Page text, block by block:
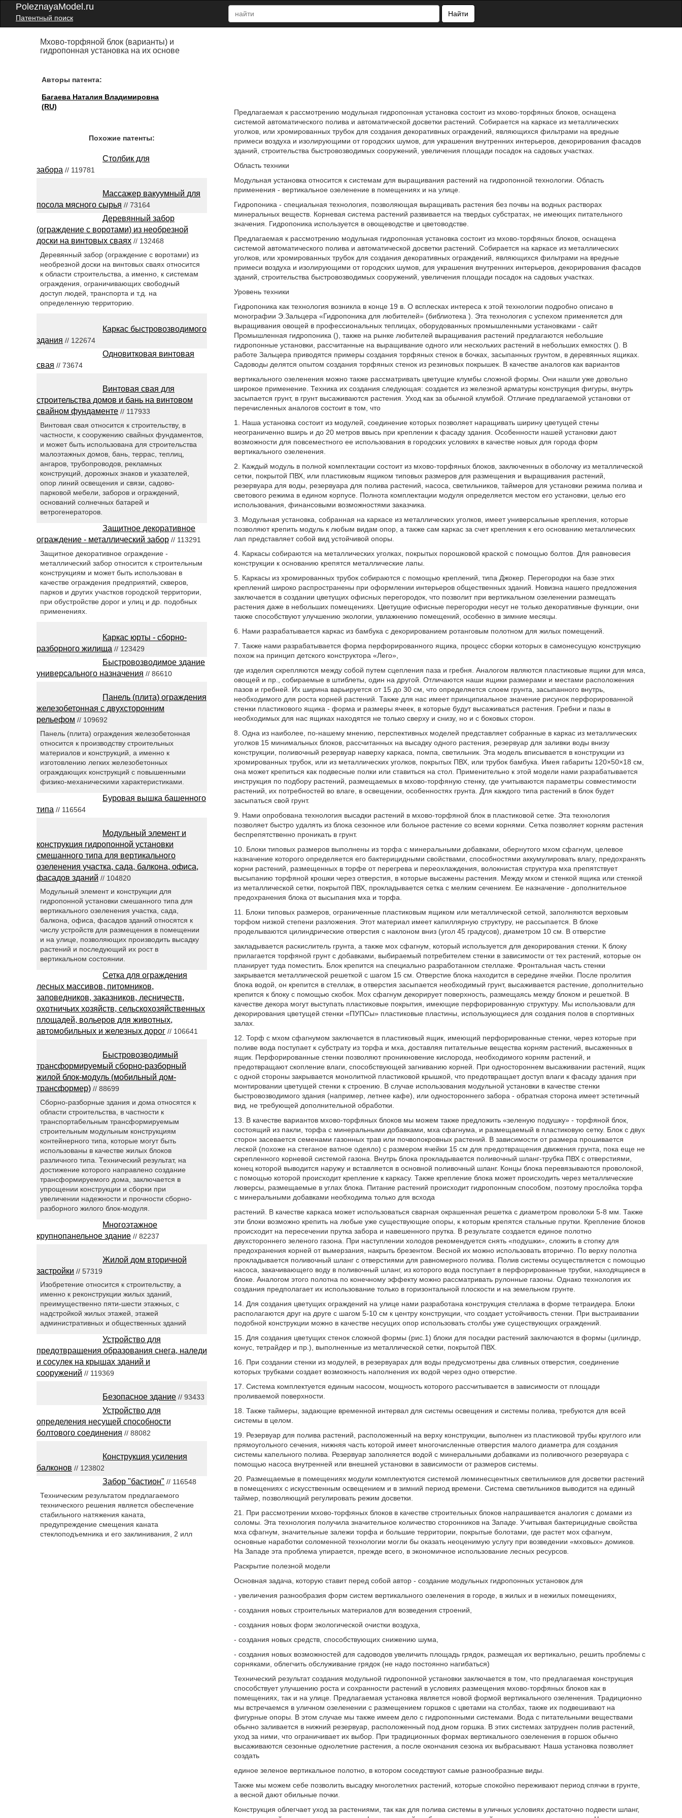
PoleznayaModel.ru
Патентный поиск
Найти
Мхово-торфяной блок (варианты) и
гидропонная установка на их основе
Авторы патента:
Багаева Наталия Владимировна
(RU)
Предлагаемая к рассмотрению модульная гидропонная установка состоит из мхово-торфяных блоков, оснащена
системой автоматического полива и автоматической досветки растений. Собирается на каркасе из металлических
уголков, или хромированных трубок для создания декоративных ограждений, являющихся фильтрами на вредные
примеси воздуха и изолирующими от городских шумов, для украшения внутренних интерьеров, декорирования фасадов
зданий, строительства быстровозводимых сооружений, увеличения площади посадок на садовых участках.
Область техники
Модульная установка относится к системам для выращивания растений на гидропонной технологии. Область
применения - вертикальное озеленение в помещениях и на улице.
Гидропоника - специальная технология, позволяющая выращивать растения без почвы на водных растворах
минеральных веществ. Корневая система растений развивается на твердых субстратах, не имеющих питательного
значения. Гидропоника используется в овощеводстве и цветоводстве.
Предлагаемая к рассмотрению модульная гидропонная установка состоит из мхово-торфяных блоков, оснащена
системой автоматического полива и автоматической досветки растений. Собирается на каркасе из металлических
уголков, или хромированных трубок для создания декоративных ограждений, являющихся фильтрами на вредные
примеси воздуха и изолирующими от городских шумов, для украшения внутренних интерьеров, декорирования фасадов
зданий, строительства быстровозводимых сооружений, увеличения площади посадок на садовых участках.
Уровень техники
Гидропоника как технология возникла в конце 19 в. О всплесках интереса к этой технологии подробно описано в
монографии Э.Зальцера «Гидропоника для любителей» (библиотека ). Эта технология с успехом применяется для
выращивания овощей в профессиональных теплицах, оборудованных промышленными установками - сайт
Промышленная гидропоника (), также на рынке любителей выращивания растений предлагаются небольшие
гидропонные установки, рассчитанные на выращивание одного или нескольких растений в небольших емкостях (). В
работе Зальцера приводятся примеры создания торфяных стенок в бочках, засыпанных грунтом, в деревянных ящиках.
Садоводы делятся опытом создания торфяных стенок из резиновых покрышек. В качестве аналогов как вариантов
вертикального озеленения можно также рассматривать цветущие клумбы сложной формы. Они нашли уже довольно
широкое применение. Техника их создания следующая: создается из железной арматуры конструкция фигуры, внутрь
засыпается грунт, в грунт высаживаются растения. Уход как за обычной клумбой. Отличие предлагаемой установки от
перечисленных аналогов состоит в том, что
1. Наша установка состоит из модулей, соединение которых позволяет наращивать ширину цветущей стены
неограниченно вширь и до 20 метров ввысь при креплении к фасаду здания. Особенности нашей установки дают
возможности для повсеместного ее использования в городских условиях в качестве новых для города форм
вертикального озеленения.
2. Каждый модуль в полной комплектации состоит из мхово-торфяных блоков, заключенных в оболочку из металлической
сетки, покрытой ПВХ, или пластиковым ящиком типовых размеров для размещения и выращивания растений,
резервуара для воды, резервуара для полива растений, насоса, светильников, таймеров для установки режима полива и
светового режима в едином корпусе. Полнота комплектации модуля определяется местом его установки, целью его
использования, финансовыми возможностями заказчика.
3. Модульная установка, собранная на каркасе из металлических уголков, имеет универсальные крепления, которые
позволяют крепить модуль к любым видам опор, а также сам каркас за счет крепления к его основанию металлических
лап представляет собой вид устойчивой опоры.
4. Каркасы собираются на металлических уголках, покрытых порошковой краской с помощью болтов. Для равновесия
конструкции к основанию крепятся металлические лапы.
5. Каркасы из хромированных трубок собираются с помощью креплений, типа Джокер. Перегородки на базе этих
креплений широко распространены при оформлении интерьеров общественных зданий. Новизна нашего предложения
заключается в создании цветущих офисных перегородок, что позволит при вертикальном озеленении размещать
растения даже в небольших помещениях. Цветущие офисные перегородки несут не только декоративные функции, они
также способствуют улучшению экологии, увлажнению помещений, особенно в зимние месяцы.
6. Нами разрабатывается каркас из бамбука с декорированием ротанговым полотном для жилых помещений.
7. Также нами разрабатывается форма перфорированного ящика, процесс сборки которых в самонесущую конструкцию
похож на принцип детского конструктора «Лего»,
где изделия скрепляются между собой путем сцепления паза и гребня. Аналогом являются пластиковые ящики для мяса,
овощей и пр., собираемые в штиблеты, один на другой. Отличаются наши ящики размерами и местами расположения
пазов и гребней. Их ширина варьируется от 15 до 30 см, что определяется слоем грунта, засыпанного внутрь,
необходимого для роста корней растений. Также для нас имеет принципиальное значение рисунок перфорированной
стенки пластикового ящика - форма и размеры ячеек, в которые будут высаживаться растения. Гребни и пазы в
необходимых для нас ящиках находятся не только сверху и снизу, но и с боковых сторон.
8. Одна из наиболее, по-нашему мнению, перспективных моделей представляет собранные в каркас из металлических
уголков 15 минимальных блоков, рассчитанных на высадку одного растения, резервуар для заливки воды внизу
конструкции, поливочный резервуар наверху каркаса, помпа, светильник. Эта модель вписывается в конструкции из
хромированных трубок, или из металлических уголков, покрытых ПВХ, или трубок бамбука. Имея габариты 120×50×18 см,
она может крепиться как подвесные полки или ставиться на стол. Применительно к этой модели нами разрабатывается
инструкция по подбору растений, размещаемых в мхово-торфяную стенку, где учитываются параметры совместимости
растений, их потребностей во влаге, в освещении, особенностях грунта. Для каждого типа растений в блок будет
засыпаться свой грунт.
9. Нами опробована технология высадки растений в мхово-торфяной блок в пластиковой сетке. Эта технология
позволяет быстро удалять из блока сезонное или больное растение со всеми корнями. Сетка позволяет корням растения
беспрепятственно проникать в грунт.
10. Блоки типовых размеров выполнены из торфа с минеральными добавками, обернутого мхом сфагнум, целевое
назначение которого определяется его бактерицидными свойствами, способностями аккумулировать влагу, предохранять
корни растений, размещенных в торфе от перегрева и переохлаждения, волокнистая структура мха препятствует
высыпанию торфяной крошки через отверстия, в которые высажены растения. Между мхом и стенкой ящика или стенкой
из металлической сетки, покрытой ПВХ, прокладывается сетка с мелким сечением. Ее назначение - дополнительное
предохранения блока от высыпания мха и торфа.
11. Блоки типовых размеров, ограниченные пластиковым ящиком или металлической сеткой, заполняются верховым
торфом низкой степени разложения. Этот материал имеет капиллярную структуру, не рассыпается. В блоке
проделываются цилиндрические отверстия с наклоном вниз (угол 45 градусов), диаметром 10 см. В отверстие
закладывается раскислитель грунта, а также мох сфагнум, который используется для декорирования стенки. К блоку
прилагается торфяной грунт с добавками, выбираемый потребителем стенки в зависимости от тех растений, которые он
планирует туда поместить. Блок крепится на специально разработанном стеллаже. Фронтальная часть стенки
закрывается металлической решеткой с шагом 15 см. Отверстие блока находится в середине ячейки. После пролития
блока водой, он крепится в стеллаж, в отверстия засыпается необходимый грунт, высаживается растение, дополнительно
крепится к блоку с помощью скобок. Мох сфагнум декорирует поверхность, размещаясь между блоком и решеткой. В
качестве декора могут выступать пластиковые покрытия, имеющие перфорированную структуру. Мы использовали для
декорирования цветущей стенки «ПУПСы» пластиковые пластины, использующиеся для создания полов в спортивных
залах.
12. Торф с мхом сфагнумом заключается в пластиковый ящик, имеющий перфорированные стенки, через которые при
поливе вода поступает к субстрату из торфа и мха, доставляя питательные вещества корням растений, высаженных в
ящик. Перфорированные стенки позволяют проникновение кислорода, необходимого корням растений, и
предотвращают скопление влаги, способствующей загниванию корней. При одностороннем высаживании растений, ящик
с одной стороны закрывается монолитной пластиковой крышкой, что предотвращает доступ влаги к фасаду здания при
монтировании цветущей стенки к строению. В случае использования модульной установки в качестве стенки
быстровозводимого здания (например, летнее кафе), или одностороннего забора - обратная сторона имеет эстетичный
вид, не требующей дополнительной обработки.
13. В качестве вариантов мхово-торфяных блоков мы можем также предложить «зеленую подушку» - торфяной блок,
состоящий из пакли, торфа с минеральными добавками, мха сфагнума, и размещаемый в пластиковую сетку. Блок с двух
сторон засевается семенами газонных трав или почвопокровных растений. В зависимости от размера прошивается
леской (похоже на стеганое ватное одеяло) с размером ячейки 15 см для предотвращения движения грунта, пока еще не
скрепленного корневой системой газона. Внутрь блока прокладывается поливочный шланг-трубка ПВХ с отверстиями,
конец которой выводится наружу и вставляется в основной поливочный шланг. Концы блока перевязываются проволокой,
с помощью которой происходит крепление к каркасу. Также крепление блока может происходить через металлические
люверсы, размещаемые в углах блока. Питание растений происходит гидропонным способом, поэтому прослойка торфа
с минеральными добавками необходима только для всхода
растений. В качестве каркаса может использоваться сварная окрашенная решетка с диаметром проволоки 5-8 мм. Также
эти блоки возможно крепить на любые уже существующие опоры, к которым крепятся стальные прутки. Крепление блоков
происходит на пересечении прутка забора и навешенного прутка. В результате создается единое полотно
двухстороннего зеленого газона. При наступлении холодов рекомендуется снять «подушки», сложить в стопку для
предохранения корней от вымерзания, накрыть брезентом. Весной их можно использовать вторично. По верху полотна
прокладывается поливочный шланг с отверстиями для равномерного полива. Полив системы осуществляется с помощью
насоса, закачивающего воду в поливочный шланг, из которого вода поступает в перфорированные трубки, находящиеся в
блоке. Аналогом этого полотна по конечному эффекту можно рассматривать рулонные газоны. Однако технология их
создания предполагает их использование только в горизонтальной плоскости и на земельном грунте.
14. Для создания цветущих ограждений на улице нами разработана конструкция стеллажа в форме тетраидера. Блоки
располагаются друг на друге с шагом 5-10 см к центру конструкции, что создает устойчивость стенки. При выстраивании
подобной конструкции можно в качестве несущих опор использовать столбы уже существующих ограждений.
15. Для создания цветущих стенок сложной формы (рис.1) блоки для посадки растений заключаются в формы (цилиндр,
конус, тетрайдер и пр.), выполненные из металлической сетки, покрытой ПВХ.
16. При создании стенки из модулей, в резервуарах для воды предусмотрены два сливных отверстия, соединение
которых трубками создает возможность наполнения их водой через одно отверстие.
17. Система комплектуется единым насосом, мощность которого рассчитывается в зависимости от площади
проливаемой поверхности.
18. Также таймеры, задающие временной интервал для системы освещения и системы полива, требуются для всей
системы в целом.
19. Резервуар для полива растений, расположенный на верху конструкции, выполнен из пластиковой трубы круглого или
прямоугольного сечения, нижняя часть которой имеет многочисленные отверстия малого диаметра для создания
системы капельного полива. Резервуар заполняется водой с минеральными добавками из поливочного резервуара с
помощью насоса внутренней или внешней установки в зависимости от размеров системы.
20. Размещаемые в помещениях модули комплектуются системой люминесцентных светильников для досветки растений
в помещениях с искусственным освещением и в зимний период времени. Система светильников выводится на единый
таймер, позволяющий регулировать режим досветки.
21. При рассмотрении мхово-торфяных блоков в качестве строительных блоков напрашивается аналогия с домами из
соломы. Эта технология получила значительное количество сторонников на Западе. Учитывая бактерицидные свойства
мха сфагнум, значительные залежи торфа и большие территории, покрытые болотами, где растет мох сфагнум,
основные наработки соломенной технологии могли бы оказать неоценимую услугу при возведении «мховых» домиков.
На Западе эта проблема упирается, прежде всего, в экономичное использование лесных ресурсов.
Раскрытие полезной модели
Основная задача, которую ставит перед собой автор - создание модульных гидропонных установок для
- увеличения разнообразия форм систем вертикального озеленения в городе, в жилых и в нежилых помещениях,
- создания новых строительных материалов для возведения строений,
- создания новых форм экологической очистки воздуха,
- создания новых средств, способствующих снижению шума,
- создания новых возможностей для садоводов увеличить площадь грядок, размещая их вертикально, решить проблемы с
сорняками, облегчить обслуживание грядок (не надо постоянно нагибаться)
Технический результат создания модульной гидропонной установки заключается в том, что предлагаемая конструкция
способствует улучшению роста и сохранности растений в условиях размещения мхово-торфяных блоков как в
помещениях, так и на улице. Предлагаемая установка является новой формой вертикального озеленения. Традиционно
мы встречаемся в уличном озеленении с размещением горшков с цветами на столбах, также их подвешивают на
фигурные опоры. В этом случае мы также имеем дело с гидропонными системами. Вода с питательными веществами
обычно заливается в нижний резервуар, расположенный под дном горшка. В этих системах затруднен полив растений,
уход за ними, что ограничивает их выбор. При традиционных формах вертикального озеленения в горшок обычно
высаживаются сезонные однолетние растения, а после окончания сезона их выбрасывают. Наша установка позволяет
создать
единое зеленое вертикальное полотно, в котором соседствуют самые разнообразные виды.
Также мы можем себе позволить высадку многолетних растений, которые спокойно переживают период спячки в грунте,
а весной дают обильные почки.
Конструкция облегчает уход за растениями, так как для полива системы в уличных условиях достаточно подвести шланг,
Похожие патенты:
Столбик для
забора // 119781
Массажер вакуумный для
посола мясного сырья // 73164
Деревянный забор
(ограждение с воротами) из необрезной
доски на винтовых сваях // 132468
Деревянный забор (ограждение с воротами) из
необрезной доски на винтовых сваях относится
к области строительства, а именно, к системам
ограждения, ограничивающих свободный
доступ людей, транспорта и т.д. на
определенную территорию.
Каркас быстровозводимого
здания // 122674
Одновитковая винтовая
свая // 73674
Винтовая свая для
строительства домов и бань на винтовом
свайном фундаменте // 117933
Винтовая свая относится к строительству, в
частности, к сооружению свайных фундаментов,
и может быть использована для строительства
малоэтажных домов, бань, террас, теплиц,
ангаров, трубопроводов, рекламных
конструкций, дорожных знаков и указателей,
опор линий освещения и связи, садово-
парковой мебели, заборов и ограждений,
оснований солнечных батарей и
ветрогенераторов.
Защитное декоративное
ограждение - металлический забор // 113291
Защитное декоративное ограждение -
металлический забор относится к строительным
конструкциям и может быть использован в
качестве ограждения предприятий, скверов,
парков и других участков городской территории,
при обустройстве дорог и улиц и др. подобных
применениях.
Каркас юрты - сборно-
разборного жилища // 123429
Быстровозводимое здание
универсального назначения // 86610
Панель (плита) ограждения
железобетонная с двухсторонним
рельефом // 109692
Панель (плита) ограждения железобетонная
относится к производству строительных
материалов и конструкций, а именно к
изготовлению легких железобетонных
ограждающих конструкций с повышенными
физико-механическими характеристиками.
Буровая вышка башенного
типа // 116564
Модульный элемент и
конструкция гидропонной установки
смешанного типа для вертикального
озеленения участка, сада, балкона, офиса,
фасадов зданий // 104820
Модульный элемент и конструкции для
гидропонной установки смешанного типа для
вертикального озеленения участка, сада,
балкона, офиса, фасадов зданий относятся к
числу устройств для размещения в помещении
и на улице, позволяющих производить высадку
растений и последующий их рост в
вертикальном состоянии.
Сетка для ограждения
лесных массивов, питомников,
заповедников, заказников, лесничеств,
охотничьих хозяйств, сельскохозяйственных
площадей, вольеров для животных,
автомобильных и железных дорог // 106641
Быстровозводимый
трансформируемый сборно-разборный
жилой блок-модуль (мобильный дом-
трансформер) // 88699
Сборно-разборные здания и дома относятся к
области строительства, в частности к
транспортабельным трансформируемым
строительным модульным конструкциям
контейнерного типа, которые могут быть
использованы в качестве жилых блоков
различного типа. Технический результат, на
достижение которого направлено создание
трансформируемого дома, заключается в
упрощении конструкции и сборки при
увеличении надежности и прочности сборно-
разборного жилого блок-модуля.
Многоэтажное
крупнопанельное здание // 82237
Жилой дом вторичной
застройки // 57319
Изобретение относится к строительству, а
именно к реконструкции жилых зданий,
преимущественно пяти-шести этажных, с
надстройкой жилых этажей, этажей
административных и общественных зданий
Устройство для
предотвращения образования снега, наледи
и сосулек на крышах зданий и
сооружений // 119369
Безопасное здание // 93433
Устройство для
определения несущей способности
болтового соединения // 88082
Конструкция усиления
балконов // 123802
Забор "бастион" // 116548
Техническим результатом предлагаемого
технического решения является обеспечение
стабильного натяжения каната,
предупреждение смещения каната
стеклоподъемника и его заклинивания, 2 илл